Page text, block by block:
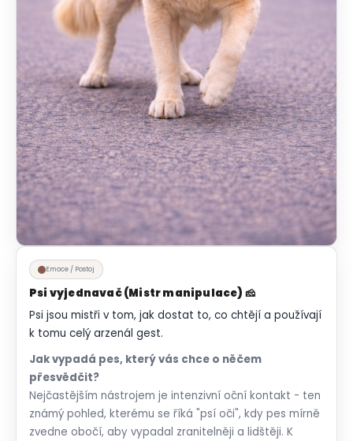
Emoce / Postoj
Psi vyjednavač (Mistr manipulace) 🧀
Psi jsou mistři v tom, jak dostat to, co chtějí a používají
k tomu celý arzenál gest.
Jak vypadá pes, který vás chce o něčem
přesvědčit?
Nejčastějším nástrojem je intenzivní oční kontakt - ten
známý pohled, kterému se říká "psí oči", kdy pes mírně
zvedne obočí, aby vypadal zranitelněji a lidštěji. K